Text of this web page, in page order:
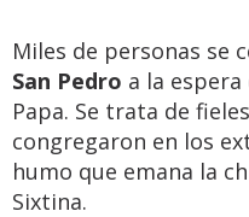
Miles de personas se
San Pedro a la
Papa. Se trata de
congregaron en los
humo que emana la
Sixtina.